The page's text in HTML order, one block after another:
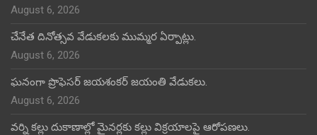
August 6, 2026
చేనేత దినోత్సవ వేడుకలకు ముమ్మర ఏర్పాట్లు.
August 6, 2026
ఘనంగా ప్రొఫెసర్ జయశంకర్ జయంతి వేడుకలు.
August 6, 2026
వర్ని కల్లు దుకాణాల్లో మైనర్లకు కల్లు విక్రయాలపై ఆరోపణలు.